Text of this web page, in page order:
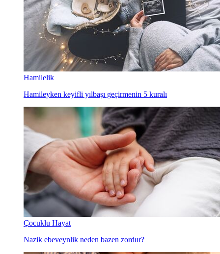
Hamilelik
Hamileyken keyifli yılbaşı geçirmenin 5 kuralı
Çocuklu Hayat
Nazik ebeveynlik neden bazen zordur?